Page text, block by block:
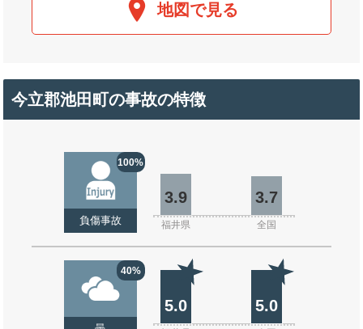
地図で見る
今立郡池田町の事故の特徴
100%
負傷事故
3.9 3.7
福井県 全国
40%
5.0 5.0